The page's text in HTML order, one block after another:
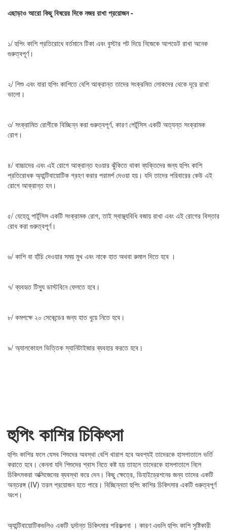
এছাড়াও আরো কিছু বিষয়ের দিকে নজর রাখা প্রয়োজন -
১/ হুপিং কাশি প্রতিরোধে বর্তমানে টিকা এবং বুস্টার শট দিয়ে নিজেকে আপডেট রাখা অনেক
গুরুত্বপূর্ণ।
২/ শিশু এবং যারা হুপিং কাশিতে বেশি আক্রান্ত তাদের সংক্রমিত লোকদের থেকে দূরে রাখা
ভালো।
৩/ সংক্রামিত রোগীকে বিচ্ছিন্ন করা গুরুত্বপূর্ণ, কারণ পের্টুসিস একটি অত্যন্ত সংক্রামক
রোগ।
৪/ বাচ্চাদের এবং এই রোগে আক্রান্ত হওয়ার ঝুঁকিতে থাকা ব্যক্তিদের জন্য হুপিং কাশি
প্রতিরোধক অ্যান্টিবায়োটিক গ্রহণ করার পরামর্শ দেওয়া হয়। যদি তাদের পরিবারের কেউ এই
রোগে আক্রান্ত হন।
৫/ যেহেতু পার্টুসিস একটি সংক্রামক রোগ, তাই স্বাস্থ্যবিধি বজায় রাখা এবং এই রোগের বিস্তার
রোধ করা গুরুত্বপূর্ণ।
৬/ কাশি বা হাঁচি দেওয়ার সময় মুখ এবং নাকে হাত অথবা রুমাল দিতে হবে ।
৭/ ব্যবহৃত টিস্যু ডাস্টবিনে ফেলতে হবে।
৮/ কমপক্ষে ২০ সেকেন্ডের জন্য হাত ধুয়ে নিতে হবে।
৯/ অ্যালকোহল ভিত্তিক স্যানিটাইজার ব্যবহার করতে হবে।
হুপিং কাশির চিকিৎসা
হুপিং কাশির ফলে যেসব শিশুদের অবস্থা বেশি খারাপ হবে অবশ্যই তাদেরকে হাসপাতালে ভর্তি
করাতে হবে। কেননা যদি শিশুদের শ্বাস নিতে কষ্ট হয় তাহলে তাদেরকে হাসপাতালে নিলে
চিকিৎসকরা অক্সিজেনের ব্যবস্থা করে দেন। কিছু ক্ষেত্রে, ডিহাইড্রেশনের জন্য তাদের একটি
অন্তরঙ্গ (IV) তরল প্রয়োজন হতে পারে। বিচ্ছিন্নতা হুপিং কাশির চিকিৎসার একটি গুরুত্বপূর্ণ
অংশ।
অ্যান্টিবায়োটিকগুলিও একটি দুর্দান্ত চিকিৎসার পরিকল্পনা । কারণ এগুলি হুপিং কাশি সৃষ্টিকারী